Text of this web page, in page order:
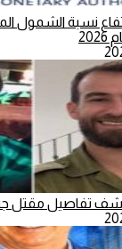
نسبة الشمول
تفاصيل مقتل